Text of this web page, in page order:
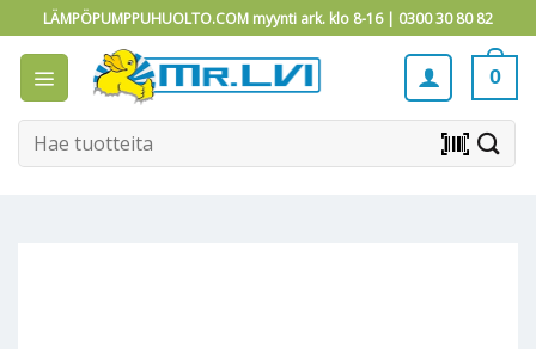
to
content
LÄMPÖPUMPPUHUOLTO.COM myynti ark. klo 8-16 | 0300 30 80 82
0
Etsi: barcode_scanner